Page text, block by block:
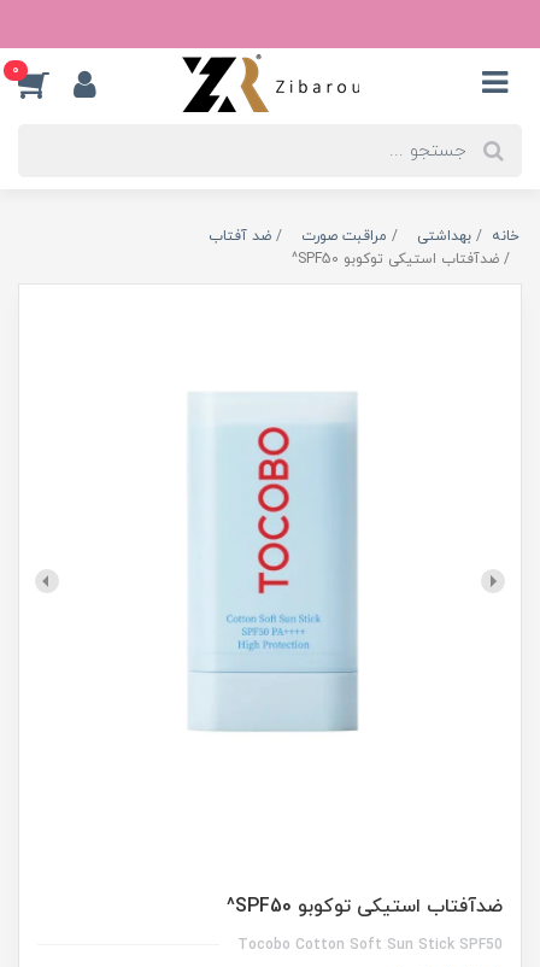
0
خانه بهداشتی مراقبت صورت
ضد آفتاب
ضدآفتاب استیکی توکوبو SPF50^
ضدآفتاب استیکی توکوبو SPF50^
Tocobo Cotton Soft Sun Stick SPF50